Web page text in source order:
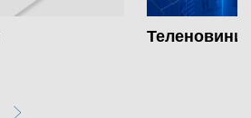
Теленовини